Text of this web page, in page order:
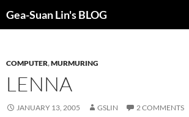
Gea-Suan Lin's BLOG
COMPUTER,MURMURING
LENNA
JANUARY 13, 2005 GSLIN 2 COMMENTS